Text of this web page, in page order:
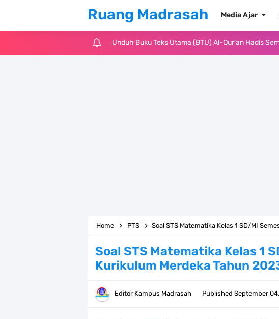
Ruang Madrasah Media Ajar
Unduh Buku Teks Utama (BTU) Fiqih Kelas 1 MI -
Bank Soal PAT Semester 2 Kelas 4 SD/MI Tahun
Home PTS Soal STS Matematika Kelas 1 SD/MI
Soal STS Matematika Kelas 1
Kurikulum Merdeka Tahun
Editor Kampus Madrasah Published September